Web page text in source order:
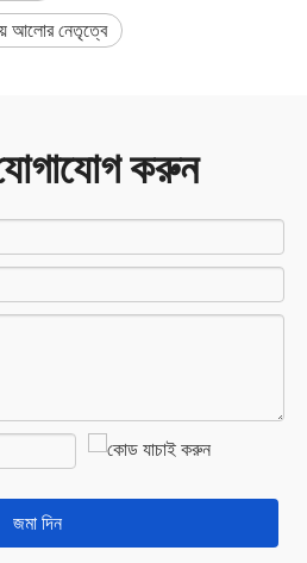
আলোর নেতৃত্বে
করুন
জমা দিন